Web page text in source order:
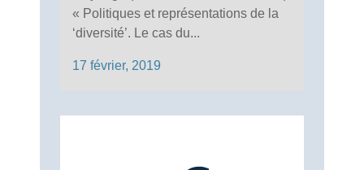
« Politiques et représentations de la
‘diversité’. Le cas du...
17 février, 2019